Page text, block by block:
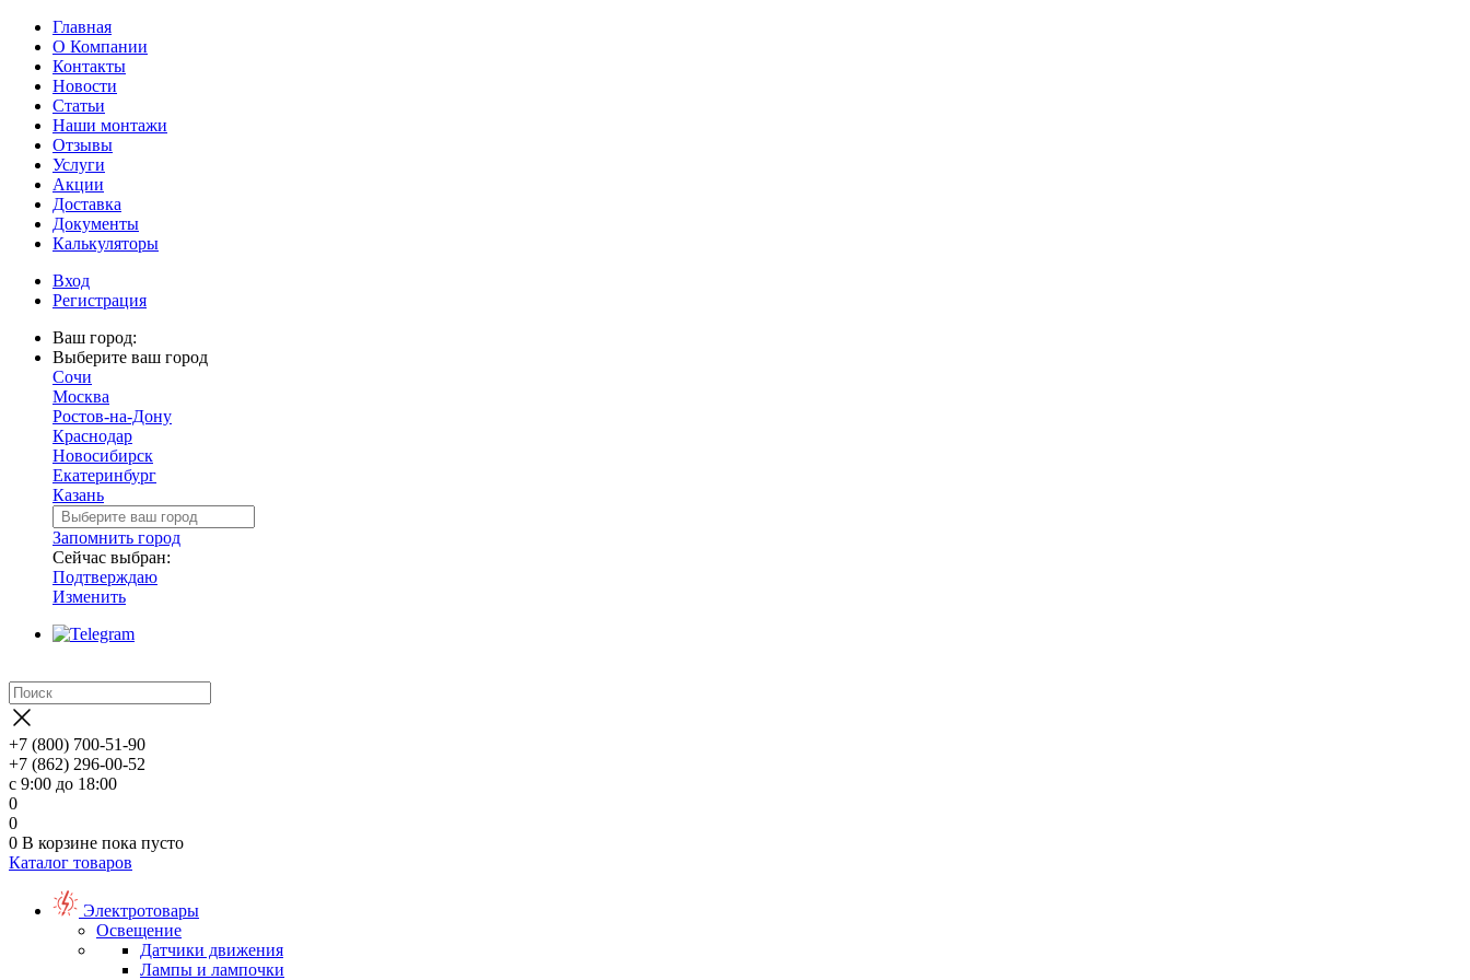
Главная
О Компании
Контакты
Новости
Статьи
Наши монтажи
Отзывы
Услуги
Акции
Доставка
Документы
Калькуляторы
Вход
Регистрация
Ваш город:
Выберите ваш город
Сочи
Москва
Ростов-на-Дону
Краснодар
Новосибирск
Екатеринбург
Казань
Запомнить город
Сейчас выбран:
Подтверждаю
Изменить
+7 (800) 700-51-90
+7 (862) 296-00-52
с 9:00 до 18:00
0
0
0 В корзине пока пусто
Каталог товаров
Электротовары
Освещение
Датчики движения
Лампы и лампочки